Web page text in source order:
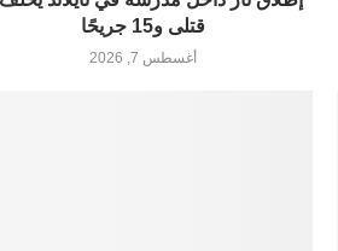
قتلى و15 جريحًا
أغسطس 7, 2026